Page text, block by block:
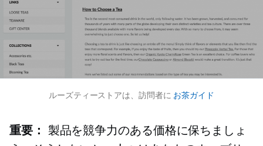
ルーズティーストアは、訪問者に お茶ガイド
重要：
製品を競争力のある価格に保ちましょ